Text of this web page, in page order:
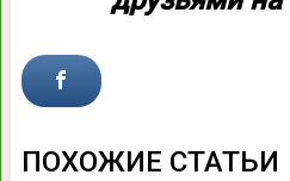
ПОХОЖИЕ СТАТЬИ